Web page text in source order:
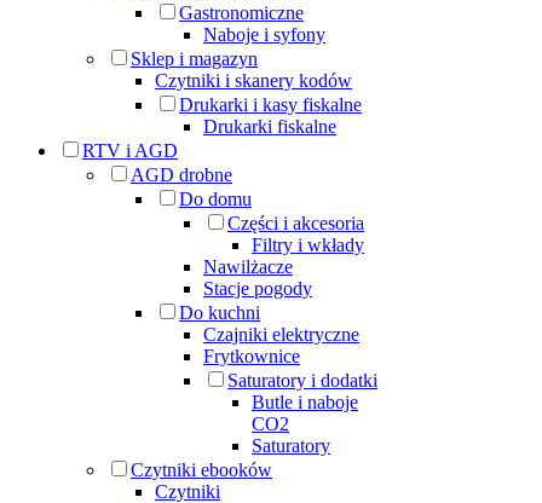
Gastronomiczne
Naboje i syfony
Sklep i magazyn
Czytniki i skanery kodów
Drukarki i kasy fiskalne
Drukarki fiskalne
RTV i AGD
AGD drobne
Do domu
Części i akcesoria
Filtry i wkłady
Nawilżacze
Stacje pogody
Do kuchni
Czajniki elektryczne
Frytkownice
Saturatory i dodatki
Butle i naboje
CO2
Saturatory
Czytniki ebooków
Czytniki